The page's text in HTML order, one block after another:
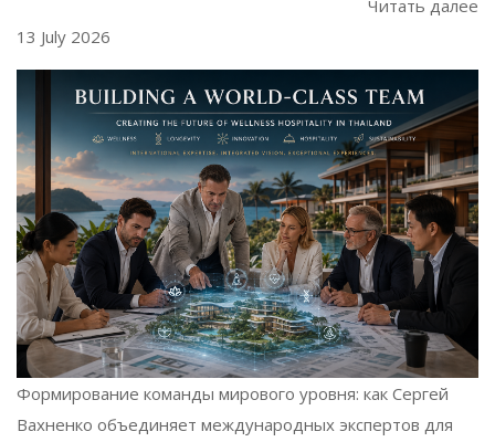
Читать далее
13 July 2026
Формирование команды мирового уровня: как Сергей
Вахненко объединяет международных экспертов для